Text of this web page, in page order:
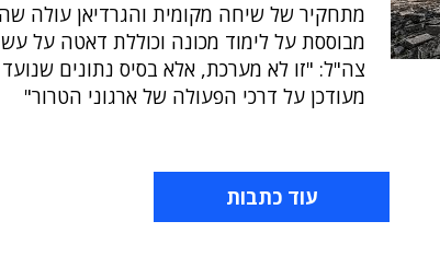
מתחקיר של שיחה מקומית והגרדיאן עולה
מבוססת על לימוד מכונה וכוללת דאטה על
צה"ל: "זו לא מערכת, אלא בסיס נתונים שנועד
מעודכן על דרכי הפעולה של ארגוני הטרור"
עוד כתבות